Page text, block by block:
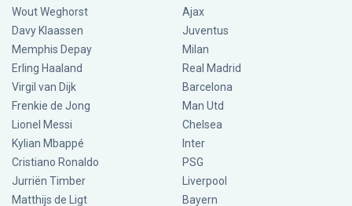
Wout Weghorst
Davy Klaassen
Memphis Depay
Erling Haaland
Virgil van Dijk
Frenkie de Jong
Lionel Messi
Kylian Mbappé
Cristiano Ronaldo
Jurriën Timber
Matthijs de Ligt
Ajax
Juventus
Milan
Real Madrid
Barcelona
Man Utd
Chelsea
Inter
PSG
Liverpool
Bayern